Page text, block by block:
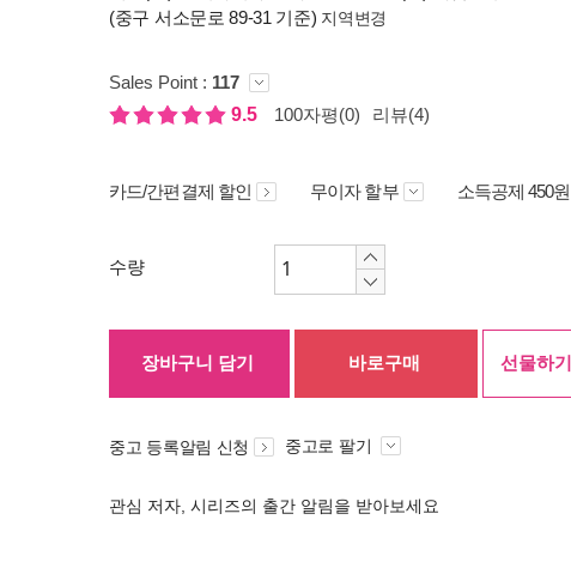
(중구 서소문로 89-31 기준) 지역변경
Sales Point : 117
9.5
100자평(0) 리뷰(4)
카드/간편결제 할인 무이자 할부 소득공제 450원
수량
장바구니 담기 바로구매 선물하기
중고 등록알림 신청 중고로 팔기
관심 저자, 시리즈의 출간 알림을 받아보세요